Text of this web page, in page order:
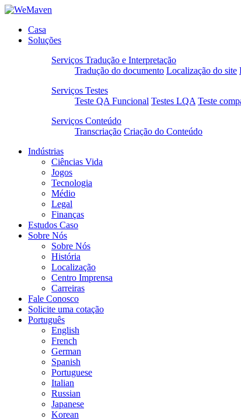
Casa
Soluções
Serviços Tradução e Interpretação
Tradução do documento Localização do site
Serviços Testes
Teste QA Funcional Testes LQA Teste
Serviços Conteúdo
Transcriação Criação do Conteúdo
Indústrias
Ciências Vida
Jogos
Tecnologia
Médio
Legal
Finanças
Estudos Caso
Sobre Nós
Sobre Nós
História
Localização
Centro Imprensa
Carreiras
Fale Conosco
Solicite uma cotação
Português
English
French
German
Spanish
Portuguese
Italian
Russian
Japanese
Korean